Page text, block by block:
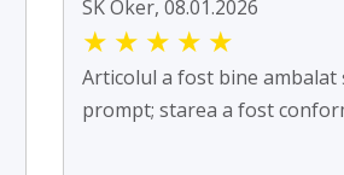
SK Oker, 08.01.2026
★ ★ ★ ★ ★
Articolul a fost bine ambalat
prompt; starea a fost